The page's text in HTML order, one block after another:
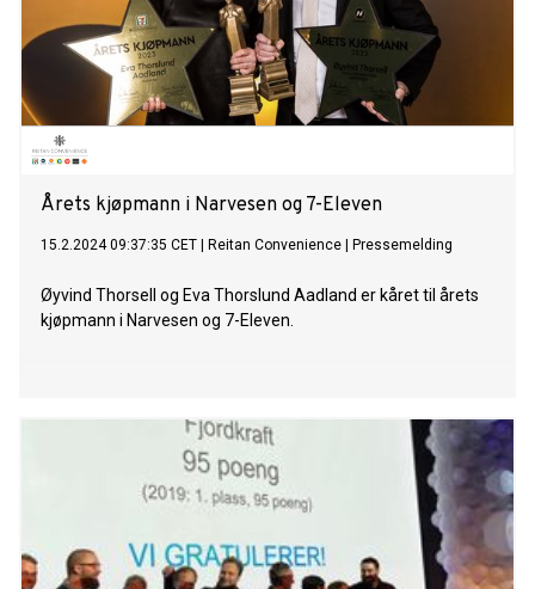
Årets kjøpmann i Narvesen og 7-Eleven
15.2.2024 09:37:35 CET Reitan Convenience Pressemelding
Øyvind Thorsell og Eva Thorslund Aadland er kåret til årets
kjøpmann i Narvesen og 7-Eleven.